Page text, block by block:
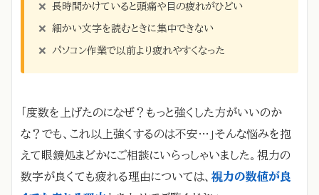
❌ 長時間かけていると頭痛や目の疲れがひどい
❌ 細かい文字を読むときに集中できない
❌ パソコン作業で以前より疲れやすくなった
「度数を上げたのになぜ？もっと強くした方がいいのか
な？でも、これ以上強くするのは不安…」そんな悩みを抱
えて眼鏡処まどかにご相談にいらっしゃいました。視力の
数字が良くても疲れる理由については、 視力の数値が良